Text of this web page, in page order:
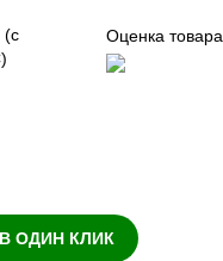
(с
Оценка товара
ОДИН КЛИК